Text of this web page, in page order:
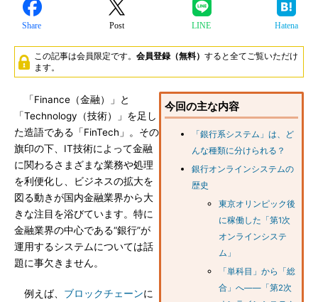
Share Post LINE Hatena
この記事は会員限定です。 会員登録（無料） すると全てご覧いただけ
ます。
今回の主な内容
「銀行系システム」は、ど
んな種類に分けられる？
銀行オンラインシステムの
歴史
東京オリンピック後
に稼働した「第1次
オンラインシステ
ム」
「単科目」から「総
合」へ――「第2次
「Finance（金融）」と
「Technology（技術）」を足し
た造語である「FinTech」。その
旗印の下、IT技術によって金融
に関わるさまざまな業務や処理
を利便化し、ビジネスの拡大を
図る動きが国内金融業界から大
きな注目を浴びています。特に
金融業界の中心である“銀行”が
運用するシステムについては話
題に事欠きません。
例えば、 ブロックチェーンに